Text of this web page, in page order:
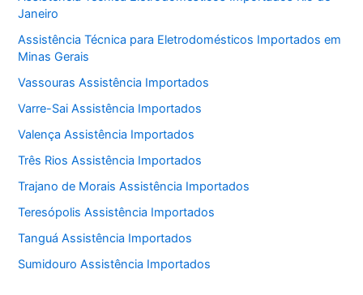
Janeiro
Assistência Técnica para Eletrodomésticos Importados em
Minas Gerais
Vassouras Assistência Importados
Varre-Sai Assistência Importados
Valença Assistência Importados
Três Rios Assistência Importados
Trajano de Morais Assistência Importados
Teresópolis Assistência Importados
Tanguá Assistência Importados
Sumidouro Assistência Importados